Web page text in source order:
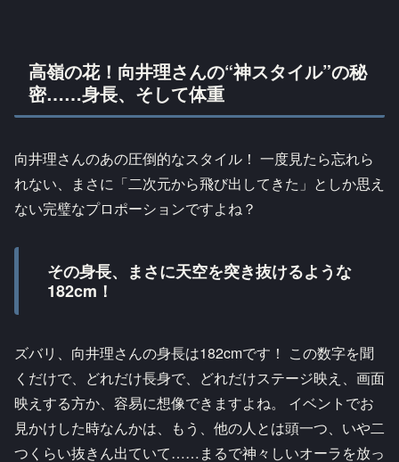
高嶺の花！向井理さんの“神スタイル”の秘
密……身長、そして体重
向井理さんのあの圧倒的なスタイル！ 一度見たら忘れら
れない、まさに「二次元から飛び出してきた」としか思え
ない完璧なプロポーションですよね？
その身長、まさに天空を突き抜けるような
182cm！
ズバリ、向井理さんの身長は182cmです！ この数字を聞
くだけで、どれだけ長身で、どれだけステージ映え、画面
映えする方か、容易に想像できますよね。 イベントでお
見かけした時なんかは、もう、他の人とは頭一つ、いや二
つくらい抜きん出ていて……まるで神々しいオーラを放っ